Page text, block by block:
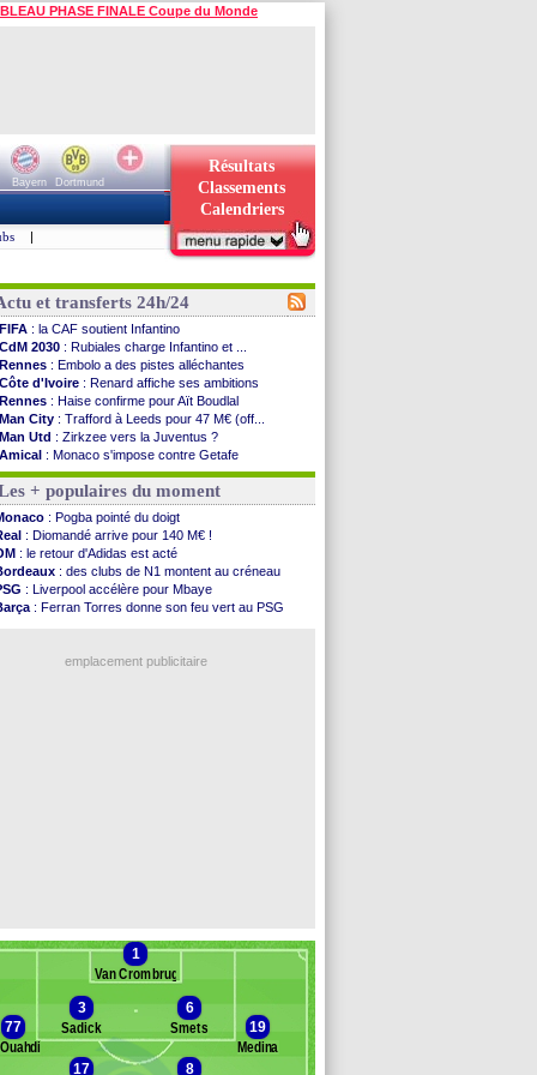
PHASE FINALE Coupe du Monde
Bayern
Dortmund
Résultats
Classements
Calendriers
|
et transferts 24h/24
FIFA : la CAF soutient Infantino
CdM 2030 : Rubiales charge Infantino et ...
Rennes : Embolo a des pistes alléchantes
Côte d'Ivoire : Renard affiche ses ambitions
Rennes : Haise confirme pour Aït Boudlal
Man City : Trafford à Leeds pour 47 M€ (off...
Man Utd : Zirkzee vers la Juventus ?
Amical : Monaco s'impose contre Getafe
Nantes: Der Zakarian et sa relation avec Kita
OM: le club prêt à libérer Kondogbia ?
Monaco: le message touchant d'Akliouche
FIFA: Tebas en remet une couche
FIFA : l'UEFA maintient la pression
PSG: Tebas encense Luis Enrique
Real: Vinicius jusqu'en 2032 (officiel)
Lyon: Mangala va rejoindre Getafe
OM: une offre refusée pour Aguerd
: Akliouche a signé (officiel)
+ populaires du moment
: Pogba pointé du doigt
: Diomandé arrive pour 140 M€ !
: le retour d'Adidas est acté
: des clubs de N1 montent au créneau
: Liverpool accélère pour Mbaye
: Ferran Torres donne son feu vert au PSG
emplacement publicitaire
1
Van Crombrugge
3
Sadick
6
Smets
77
19
Medina
17
8